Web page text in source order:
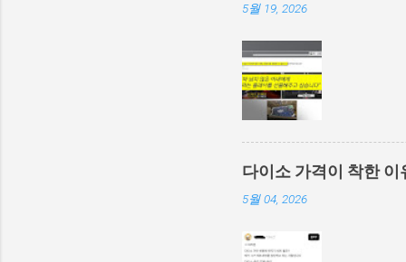
5월 19, 2026
다이소 가격이 착한 이
5월 04, 2026